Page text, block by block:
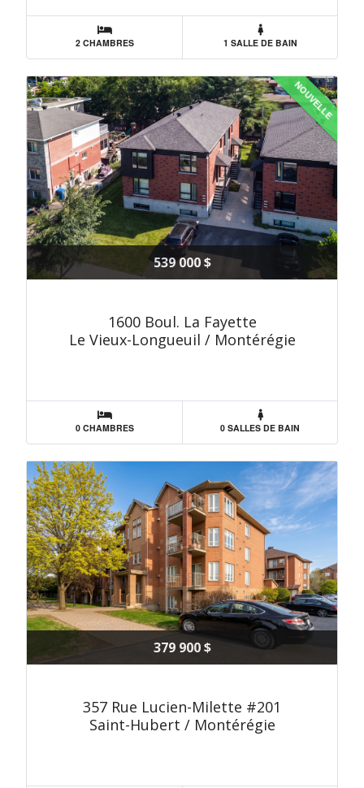
2 CHAMBRES 1 SALLE DE BAIN
NOUVELLE
539 000 $
1600 Boul. La Fayette
Le Vieux-Longueuil / Montérégie
0 CHAMBRES 0 SALLES DE BAIN
379 900 $
357 Rue Lucien-Milette #201
Saint-Hubert / Montérégie